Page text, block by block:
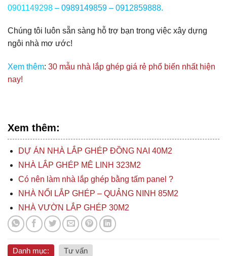
0901149298 – 0989149859 – 0912859888.
Chúng tôi luôn sẵn sàng hỗ trợ bạn trong việc xây dựng
ngôi nhà mơ ước!
Xem thêm: 30 mẫu nhà lắp ghép giá rẻ phổ biến nhất hiện
nay!
Xem thêm:
DỰ ÁN NHÀ LẮP GHÉP ĐỒNG NAI 40M2
NHÀ LẮP GHÉP MÊ LINH 323M2
Có nên làm nhà lắp ghép bằng tấm panel ?
NHÀ NỔI LẮP GHÉP – QUẢNG NINH 85M2
NHÀ VƯỜN LẮP GHÉP 30M2
Danh mục: Tư vấn